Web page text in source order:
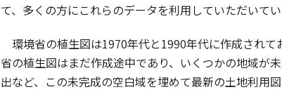
て、多くの方にこれらのデータを利用していただいてい
環境省の植生図は1970年代と1990年代に作成され
省の植生図はまだ作成途中であり、いくつかの地域が
出など、この未完成の空白域を埋めて最新の土地利用